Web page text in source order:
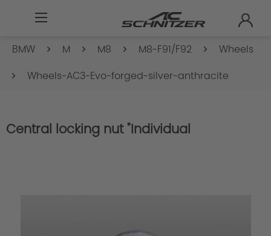
BMW M M8 M8-F91/F92
Wheels
Wheels-AC3-Evo-forged-silver-anthracite
Central locking nut "Individual